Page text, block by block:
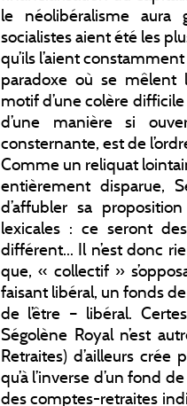
le néolibéralisme aura
socialistes aient été les
qu’ils l’aient
paradoxe où se mêlent
motif d’une colère difficile
d’une manière si
consternante, est de
Comme un reliquat
entièrement disparue,
d’affubler sa
lexicales : ce seront
différent... Il n’est donc
que, « collectif »
faisant libéral, un fonds
de l’être – libéral.
Ségolène Royal n’est
Retraites) d’ailleurs
qu’à l’inverse d’un fond
des comptes-retraites